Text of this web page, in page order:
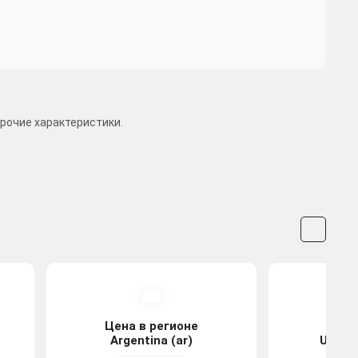
характеристики.
Цена в регионе
Argentina (ar)